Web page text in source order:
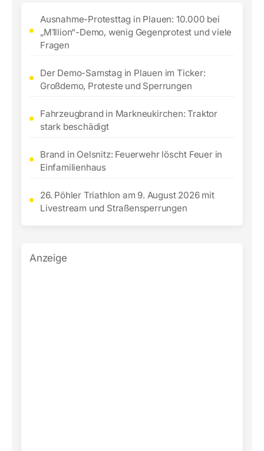
Ausnahme-Protesttag in Plauen: 10.000 bei
„M1llion“-Demo, wenig Gegenprotest und viele
Fragen
Der Demo-Samstag in Plauen im Ticker:
Großdemo, Proteste und Sperrungen
Fahrzeugbrand in Markneukirchen: Traktor
stark beschädigt
Brand in Oelsnitz: Feuerwehr löscht Feuer in
Einfamilienhaus
26. Pöhler Triathlon am 9. August 2026 mit
Livestream und Straßensperrungen
Anzeige